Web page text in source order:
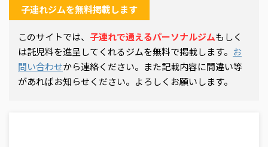
子連れジムを無料掲載します
このサイトでは、 子連れで通えるパーソナルジムもしく
は託児料を進呈してくれるジムを無料で掲載します。 お
問い合わせから連絡ください。また記載内容に間違い等
があればお知らせください。よろしくお願いします。